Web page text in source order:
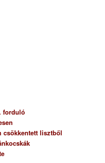
forduló
csökkentett lisztből